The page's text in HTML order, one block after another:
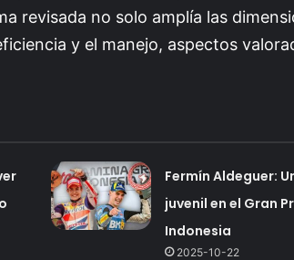
revisada no solo amplía las
y el manejo, aspectos
Fermín Aldeguer:
juvenil en el Gran
Indonesia
2025-10-22